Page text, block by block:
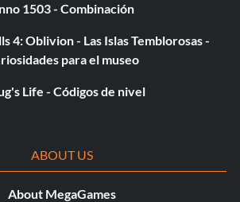
1503 - Combinación
4: Oblivion - Las Islas Temblorosas -
para el museo
Life - Códigos de nivel
ABOUT US
About MegaGames